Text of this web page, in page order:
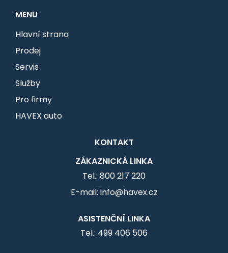
MENU
Hlavní strana
Prodej
Servis
Služby
Pro firmy
HAVEX auto
KONTAKT
ZÁKAZNICKÁ LINKA
Tel.: 800 217 220
E-mail: info@havex.cz
ASISTENČNÍ LINKA
Tel.: 499 406 506